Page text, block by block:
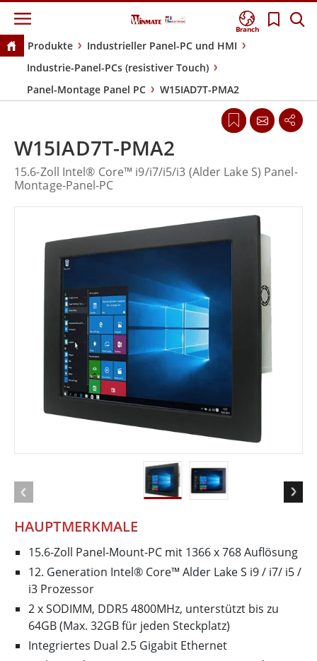
Branch
Produkte
Industrieller Panel-PC und HMI
Industrie-Panel-PCs (resistiver Touch)
Panel-Montage Panel PC
W15IAD7T-PMA2
HAUPTMERKMALE
15.6-Zoll Panel-Mount-PC mit 1366 x 768 Auflösung
12. Generation Intel® Core™ Alder Lake S i9 / i7/ i5 /
i3 Prozessor
2 x SODIMM, DDR5 4800MHz, unterstützt bis zu
64GB (Max. 32GB für jeden Steckplatz)
Integriertes Dual 2.5 Gigabit Ethernet
W15IAD7T-PMA2
15.6-Zoll Intel® Core™ i9/i7/i5/i3 (Alder Lake S) Panel-
Montage-Panel-PC